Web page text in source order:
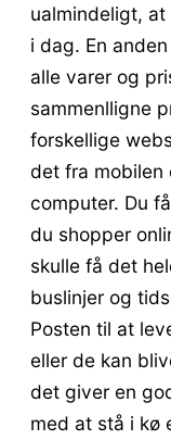
ualmindeligt,
i dag. En
alle varer og
sammenlligne
forskellige
det fra mobilen
computer. Du
du shopper
skulle få det
buslinjer og
Posten til at
eller de kan
det giver en
med at stå i kø